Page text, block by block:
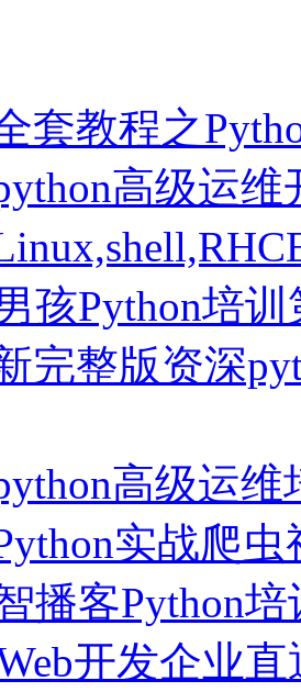
套教程之
高级运
孩Python培
完整版资深
高级运
实战爬
播客Python
开发企业